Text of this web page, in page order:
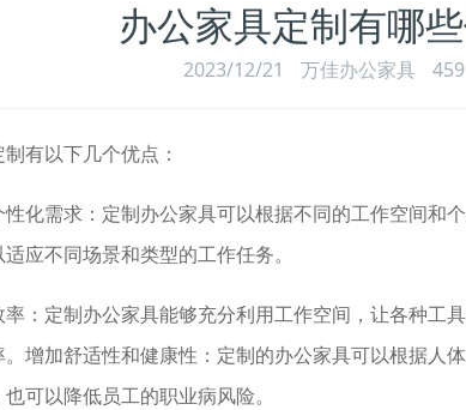
办公家具定制有哪
2023/12/21 万佳办公家具 459
有以下几个优点：
化需求：定制办公家具可以根据不同的工作空间和
应不同场景和类型的工作任务。
：定制办公家具能够充分利用工作空间，让各种工
增加舒适性和健康性：定制的办公家具可以根据人
可以降低员工的职业病风险。